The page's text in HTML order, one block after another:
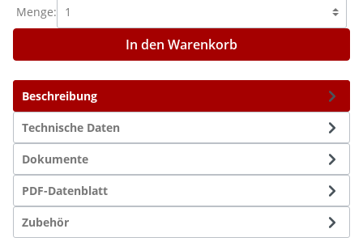
Beschreibung
Technische Daten
Dokumente
PDF-Datenblatt
Zubehör
Menge:
In den Warenkorb